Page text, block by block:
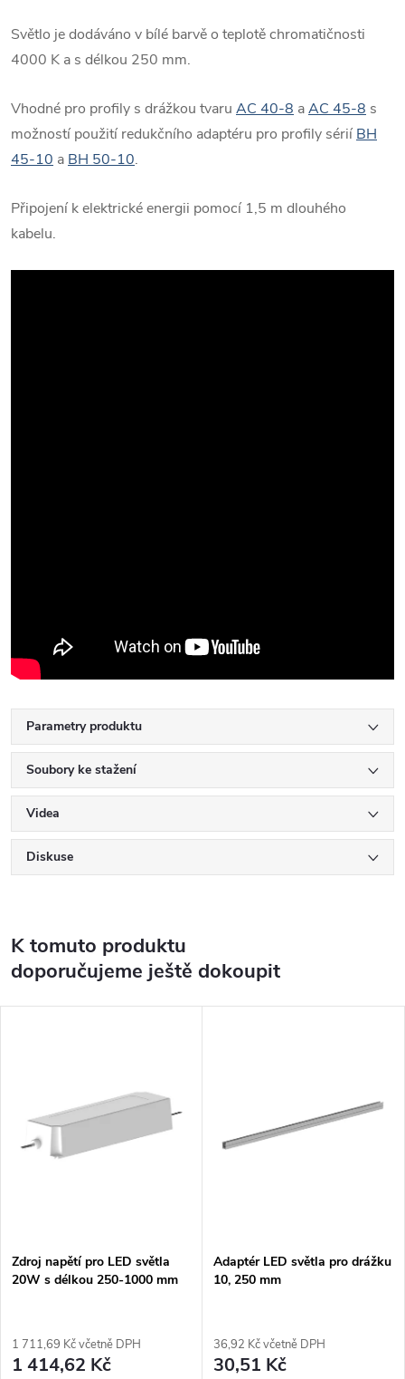
Světlo je dodáváno v bílé barvě o teplotě chromatičnosti
4000 K a s délkou 250 mm.
Vhodné pro profily s drážkou tvaru AC 40-8 aAC 45-8 s
možností použití redukčního adaptéru pro profily sérií BH
45-10 a BH 50-10.
Připojení k elektrické energii pomocí 1,5 m dlouhého
kabelu.
Parametry produktu
Soubory ke stažení
Videa
Diskuse
K tomuto produktu
doporučujeme ještě dokoupit
Zdroj napětí pro LED světla
20W s délkou 250-1000 mm
1 711,69 Kč včetně DPH
1 414,62 Kč
Adaptér LED světla pro drážku
10, 250 mm
36,92 Kč včetně DPH
30,51 Kč